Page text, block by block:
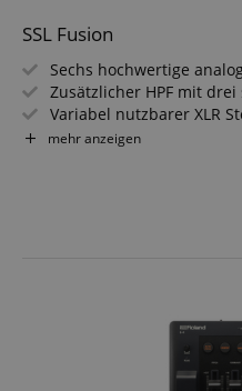
SSL Fusion
Sechs hochwertige
Zusätzlicher HPF mit
Variabel nutzbarer XLR
oder Mid/Side
XLR-Buchsen für alle
mehr anzeigen